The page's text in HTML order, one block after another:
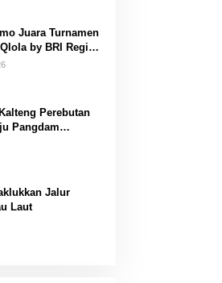
Juara Turnamen
by BRI Region
Perebutan
Pangdam
Bungai Cup
Jalur
Laut